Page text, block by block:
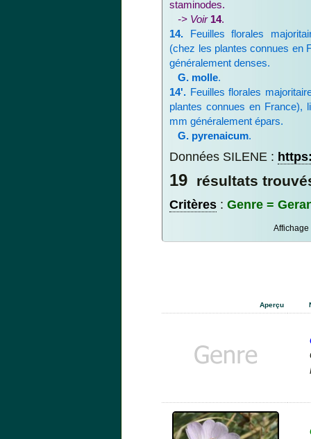
staminodes.
-> Voir 14.
14. Feuilles florales
(chez les plantes connues en
généralement denses.
G. molle.
14'. Feuilles florales
plantes connues en France),
mm généralement épars.
G. pyrenaicum.
Données SILENE :
19 résultats
Critères :Genre =
Affichage
Aperçu